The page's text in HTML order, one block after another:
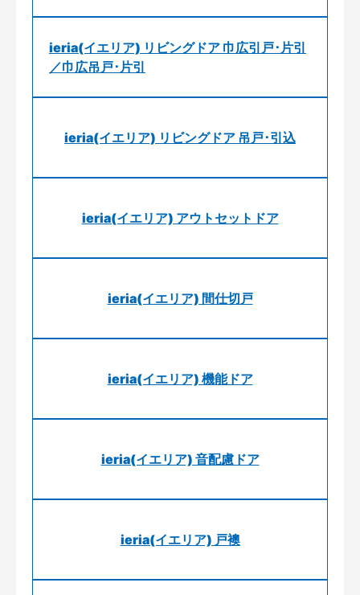
ieria(イエリア) リビングドア 巾広引戸･片引
／巾広吊戸･片引
ieria(イエリア) リビングドア 吊戸･引込
ieria(イエリア) アウトセットドア
ieria(イエリア) 間仕切戸
ieria(イエリア) 機能ドア
ieria(イエリア) 音配慮ドア
ieria(イエリア) 戸襖